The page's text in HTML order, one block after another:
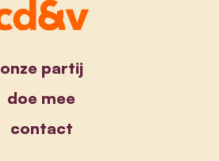
onze partij
doe mee
contact